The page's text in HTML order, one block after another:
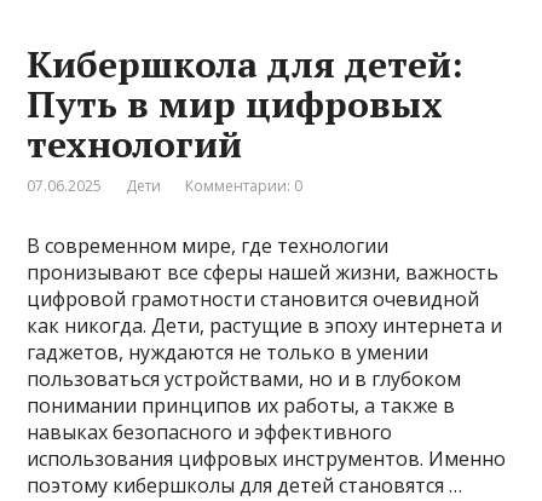
Кибершкола для детей:
Путь в мир цифровых
технологий
07.06.2025 Дети Комментарии: 0
В современном мире, где технологии
пронизывают все сферы нашей жизни, важность
цифровой грамотности становится очевидной
как никогда. Дети, растущие в эпоху интернета и
гаджетов, нуждаются не только в умении
пользоваться устройствами, но и в глубоком
понимании принципов их работы, а также в
навыках безопасного и эффективного
использования цифровых инструментов. Именно
поэтому кибершколы для детей становятся …